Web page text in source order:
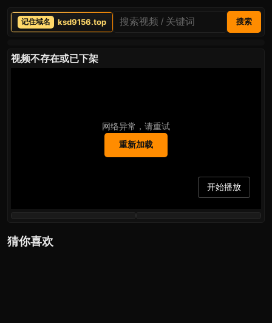
ksd9156.top 搜索
视频不存在或已下架
网络异常，请重试
重新加载
开始播放
猜你喜欢